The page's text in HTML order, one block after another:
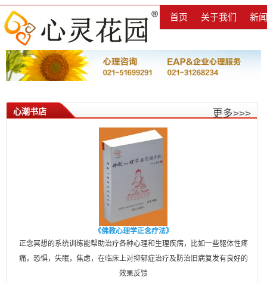
首页 关于我们 新
更多>>>
心潮书店
《佛教心理学正念疗法》
正念冥想的系统训练能帮助治疗各种心理和生理疾病，比如一些躯体性疼
痛，恐惧，失眠，焦虑，在临床上对抑郁症治疗及防治旧病复发有良好的
效果反馈